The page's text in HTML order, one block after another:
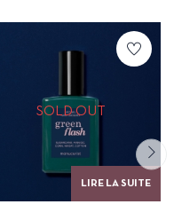
SOLD OUT
LIRE LA SUITE